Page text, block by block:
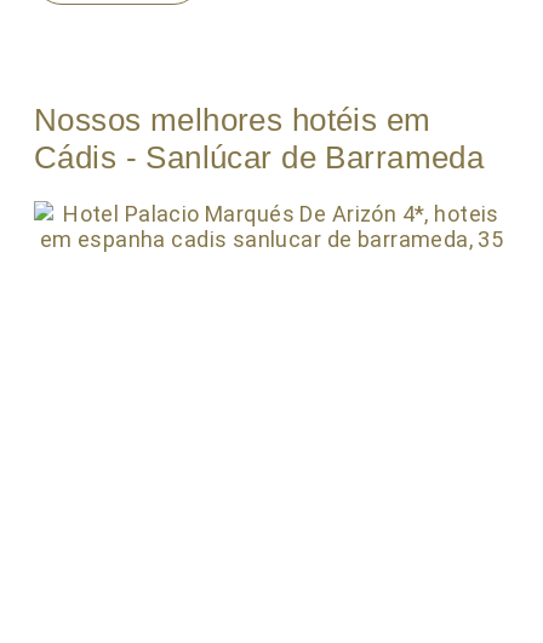
Nossos melhores hotéis em
Cádis - Sanlúcar de Barrameda